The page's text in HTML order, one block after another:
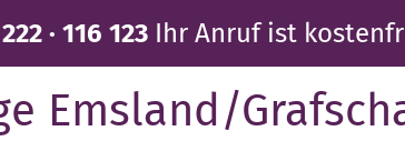
· 116 123Ihr Anruf ist
Emsland/